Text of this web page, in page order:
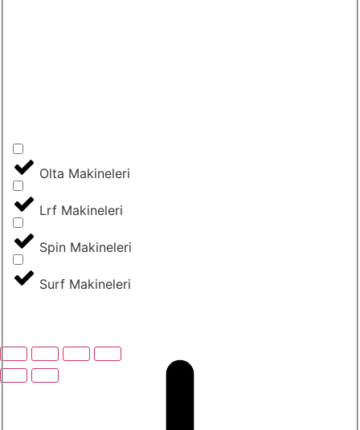
Olta Makineleri
Lrf Makineleri
Spin Makineleri
Surf Makineleri